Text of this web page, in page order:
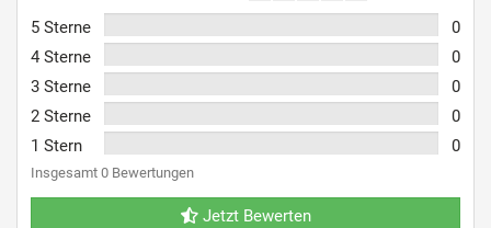
5 Sterne
0
4 Sterne
0
3 Sterne
0
2 Sterne
0
1 Stern
0
Insgesamt 0 Bewertungen
Jetzt Bewerten